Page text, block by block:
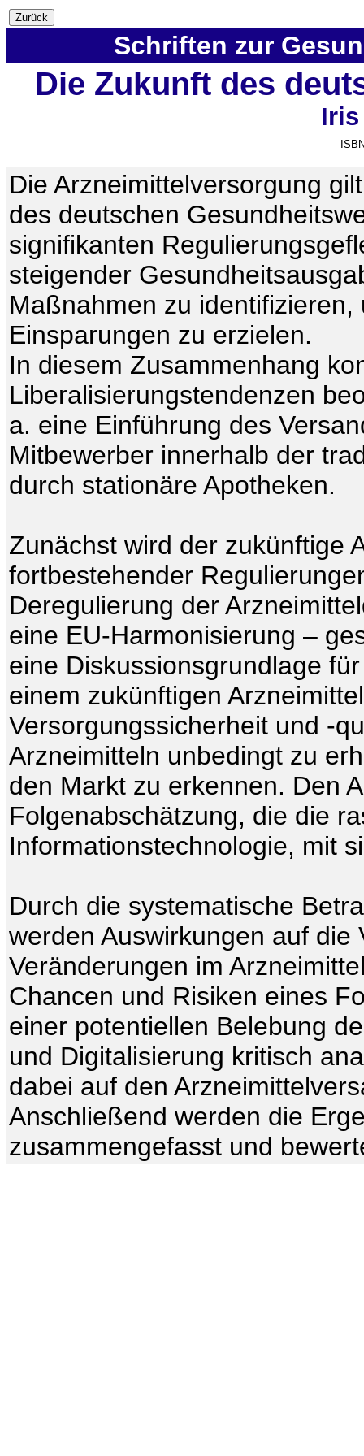
Schriften zur
Die Zukunft des
Die Arzneimittelversorgung
des deutschen
signifikanten
steigender
Maßnahmen zu
Einsparungen zu erzielen.
In diesem Zusammenhang
Liberalisierungstendenzen
a. eine Einführung des
Mitbewerber innerhalb der
durch stationäre Apotheken.
Zunächst wird der zukünftige
fortbestehender
Deregulierung der
eine EU-Harmonisierung –
eine Diskussionsgrundlage
einem zukünftigen
Versorgungssicherheit und -
Arzneimitteln unbedingt zu
den Markt zu erkennen. Den
Folgenabschätzung, die die
Informationstechnologie, mit
Durch die systematische
werden Auswirkungen auf
Veränderungen im
Chancen und Risiken eines
einer potentiellen Belebung
und Digitalisierung kritisch
dabei auf den
Anschließend werden die
zusammengefasst und